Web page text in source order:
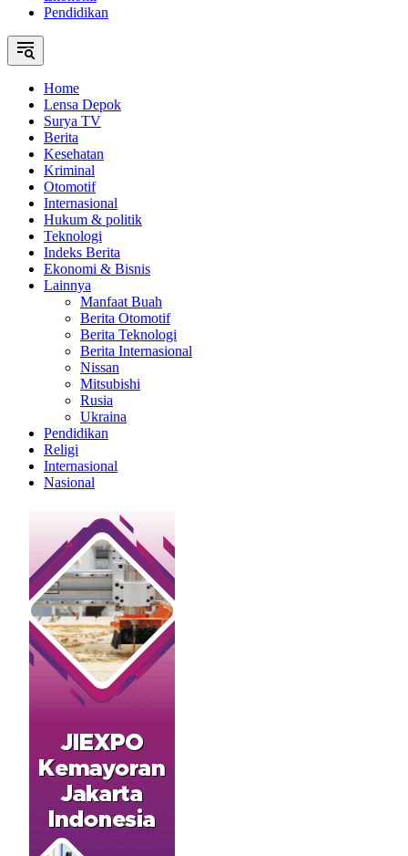
Pendidikan
Home
Lensa Depok
Surya TV
Berita
Kesehatan
Kriminal
Otomotif
Internasional
Hukum & politik
Teknologi
Indeks Berita
Ekonomi & Bisnis
Lainnya
Manfaat Buah
Berita Otomotif
Berita Teknologi
Berita Internasional
Nissan
Mitsubishi
Rusia
Ukraina
Pendidikan
Religi
Internasional
Nasional